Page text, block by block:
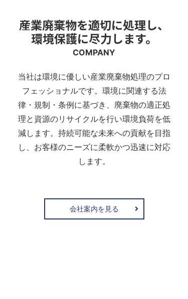
産業廃棄物を適切に処理し、
環境保護に尽力します。
COMPANY
当社は環境に優しい産業廃棄物処理のプロ
フェッショナルです。環境に関連する法
律・規制・条例に基づき、廃棄物の適正処
理と資源のリサイクルを行い環境負荷を低
減します。持続可能な未来への貢献を目指
し、お客様のニーズに柔軟かつ迅速に対応
します。
会社案内を見る